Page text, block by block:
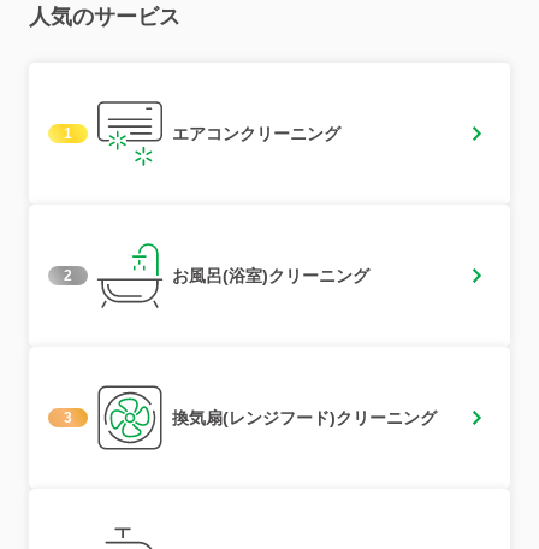
人気のサービス
1 エアコンクリーニング
2 お風呂(浴室)クリーニング
3 換気扇(レンジフード)クリーニング